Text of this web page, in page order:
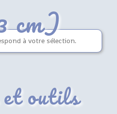
cm)
à votre sélection.
outils